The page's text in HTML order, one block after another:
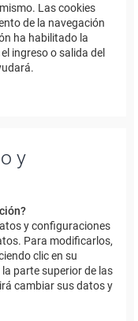
Las cookies
de la navegación
ha habilitado la
ingreso o salida del
y
y configuraciones
Para modificarlos,
clic en su
parte superior de las
cambiar sus datos y